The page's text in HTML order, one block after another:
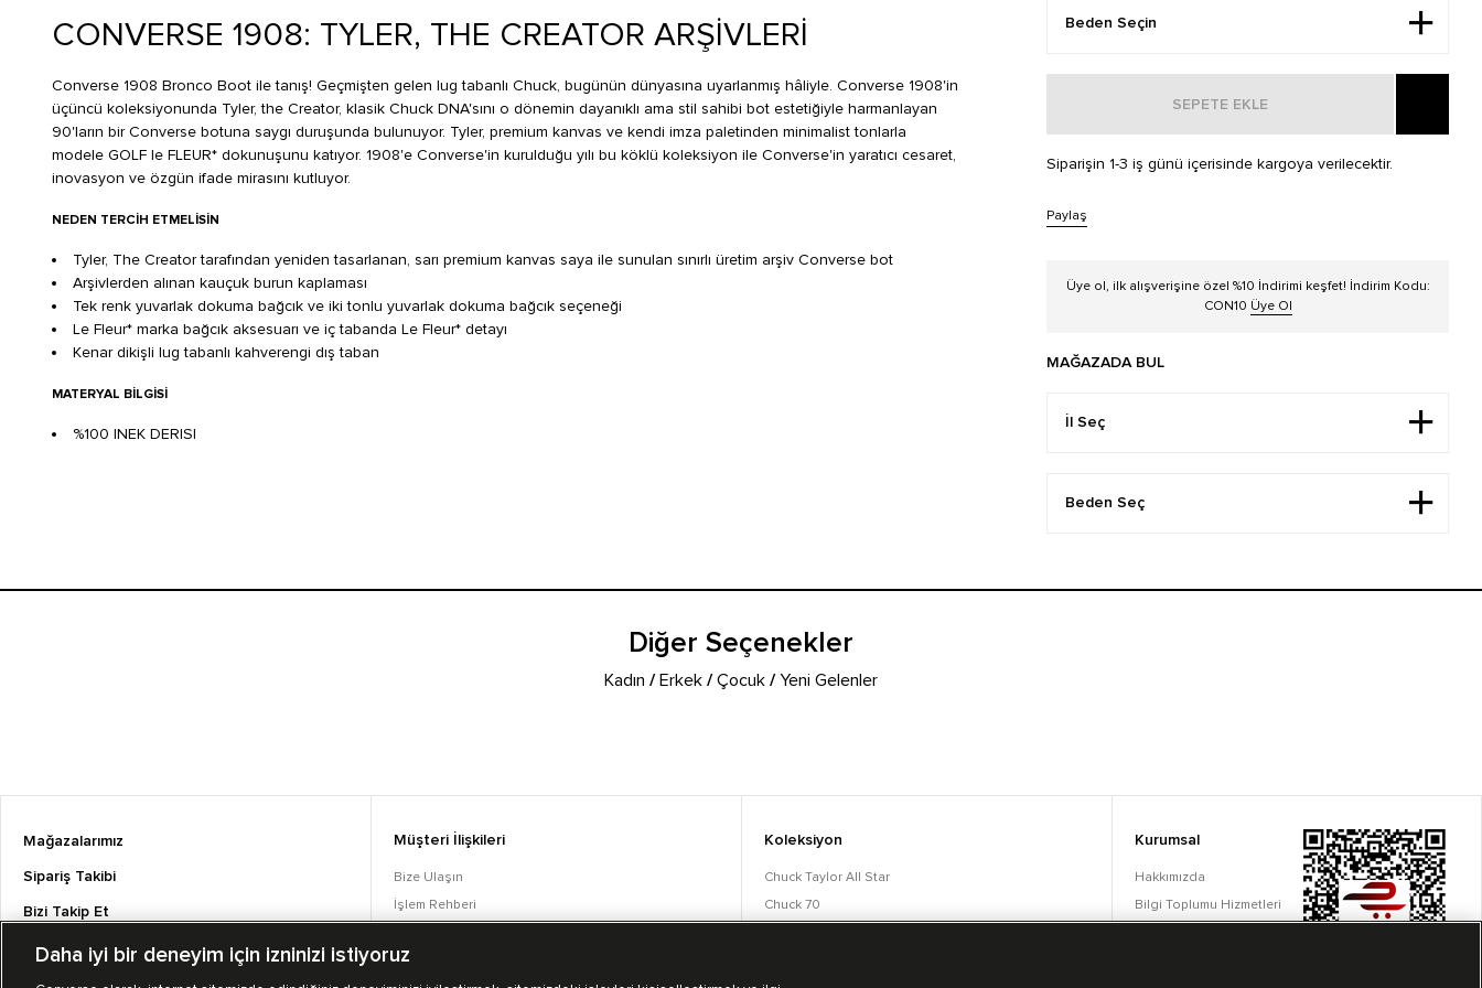
CONVERSE 1908: TYLER, THE CREATOR ARŞİVLERİ
Converse 1908 Bronco Boot ile tanış! Geçmişten gelen lug tabanlı Chuck, bugünün dünyasına uyarlanmış hâliyle. Converse 1908'in
üçüncü koleksiyonunda Tyler, the Creator, klasik Chuck DNA'sını o dönemin dayanıklı ama stil sahibi bot estetiğiyle harmanlayan
90'ların bir Converse botuna saygı duruşunda bulunuyor. Tyler, premium kanvas ve kendi imza paletinden minimalist tonlarla
modele GOLF le FLEUR* dokunuşunu katıyor. 1908'e Converse'in kurulduğu yılı bu köklü koleksiyon ile Converse'in yaratıcı cesaret,
inovasyon ve özgün ifade mirasını kutluyor.
NEDEN TERCIH ETMELISIN
Tyler, The Creator tarafından yeniden tasarlanan, sarı premium kanvas saya ile sunulan sınırlı üretim arşiv Converse bot
Arşivlerden alınan kauçuk burun kaplaması
Tek renk yuvarlak dokuma bağcık ve iki tonlu yuvarlak dokuma bağcık seçeneği
Le Fleur* marka bağcık aksesuarı ve iç tabanda Le Fleur* detayı
Kenar dikişli lug tabanlı kahverengi dış taban
MATERYAL BILGISI
%100 INEK DERISI
SEPETE EKLE
Siparişin 1-3 iş günü içerisinde kargoya verilecektir.
Paylaş
Üye ol, ilk alışverişine özel %10 İndirimi keşfet! İndirim Kodu:
CON10 Üye Ol
MAĞAZADA BUL
Diğer Seçenekler
Kadın /Erkek /Çocuk /Yeni Gelenler
Mağazalarımız
Sipariş Takibi
Bizi Takip Et
Müşteri İlişkileri
Bize Ulaşın
İşlem Rehberi
Converse Coins
Koleksiyon
Chuck Taylor All Star
Chuck 70
Kurumsal
Hakkımızda
Bilgi Toplumu Hizmetleri
Daha iyi bir deneyim için izninizi istiyoruz